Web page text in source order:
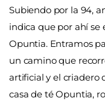
Subiendo por la 94,
indica que por ahí se
Opuntia. Entramos
un camino que
artificial y el criadero
casa de té Opuntia,